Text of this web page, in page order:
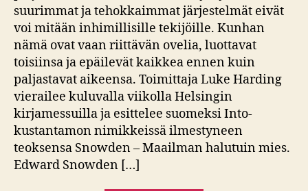
suurimmat ja tehokkaimmat järjestelmät eivät
voi mitään inhimillisille tekijöille. Kunhan
nämä ovat vaan riittävän ovelia, luottavat
toisiinsa ja epäilevät kaikkea ennen kuin
paljastavat aikeensa. Toimittaja Luke Harding
vierailee kuluvalla viikolla Helsingin
kirjamessuilla ja esittelee suomeksi Into-
kustantamon nimikkeissä ilmestyneen
teoksensa Snowden – Maailman halutuin mies.
Edward Snowden […]